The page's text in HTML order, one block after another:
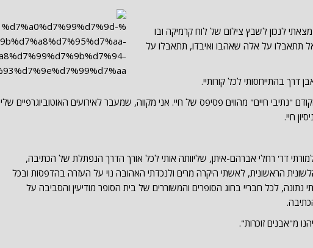
של הספר (עמ' 4) מצאתי לנכון לשבץ צילום של לוח קרמיקה ובו
תתאבלו על אלה שאהבו ואיבדו, תתאבלו על
דרך בהתייחסותי לכל קורותיי.
"נתיבי חיים" מהווים פסיפס של חיי. אני מקווה, שמעבר לאירועים האוטוביוגרפיים שלי
חיי.
דר' רחלי אברהם-איתן, שליוותה אותי לכל אורך הדרך הנפתלת של הכתיבה,
הראשונית, לאשתי היקרה מרים ולנכדתי האהובה נוי על העזרה בהדפסות ובכל
נתונה, לכל חבריי בחוג הסופרים והמשוררים של בית הסופר מודיעין והסביבה על
מ"אבנים זוכרות".